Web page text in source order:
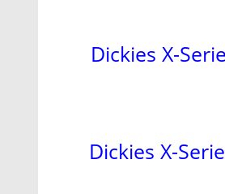
Dickies X-
Dickies X-